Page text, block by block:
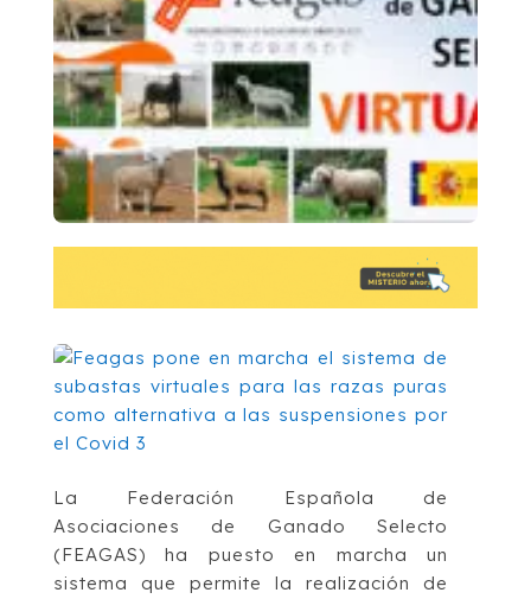
La Federación Española de
Asociaciones de Ganado Selecto
(FEAGAS) ha puesto en marcha un
sistema que permite la realización de